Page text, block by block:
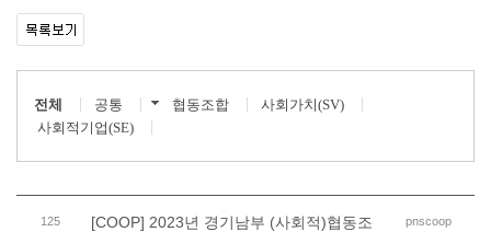
전체 공통 협동조합
사회가치(SV)
사회적기업(SE)
125
[COOP] 2023년 경기남부 (사회적)협동조
pnscoop